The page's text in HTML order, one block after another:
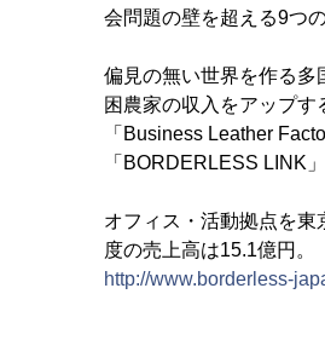
会問題の壁を超える9つ
偏見の無い世界を作る
困農家の収入をアップ
「Business Leather
「BORDERLESS LINK
オフィス・活動拠点を
度の売上高は15.1億円。
http://www.borderless-